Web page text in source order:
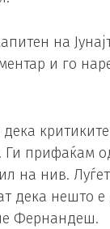
на
и го
дека
Ги прифаќам
на нив.
дека нешто
Фернандеш.